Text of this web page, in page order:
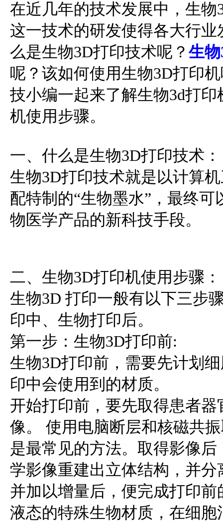
在近几年的技术发展中，生
这一技术的研发使得各大行
么是生物3D打印技术呢？生
呢？该如何使用生物3D打印
技小编一起来了解生物3d打
机使用步骤。
一、什么是生物3D打印技术：
生物3D打印技术就是以计算
配特制的“生物墨水”，最终
物医学产品的新科技手段。
二、生物3D打印机使用步骤：
生物3D 打印一般有以下三步
印中、生物打印后。
第一步：生物3D打印前:
生物3D打印前，需要先计划
印中会使用到的材质。
开始打印前，要先取得患者
像。 使用电脑断层和核磁共
是最常见的方法。取得影像
学影像重建出立体结构，并
并加以增量后，便完成打印
液态的特殊生物材质，在细